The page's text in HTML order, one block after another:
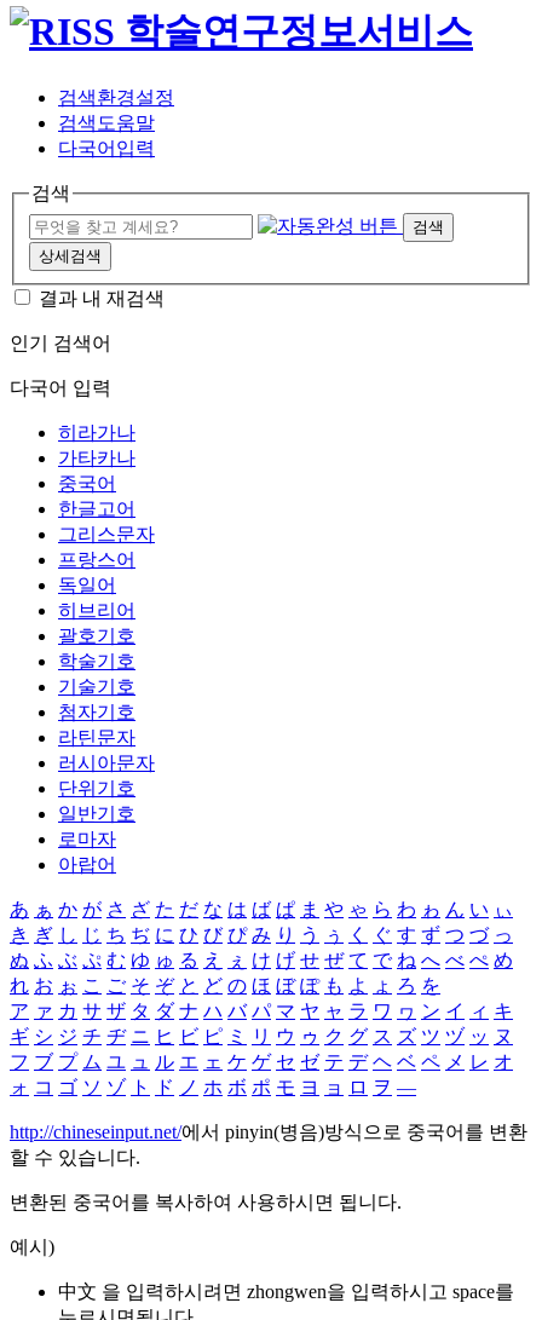
검색환경설정
검색도움말
다국어입력
검색
검색
상세검색
결과 내 재검색
인기 검색어
다국어 입력
히라가나
가타카나
중국어
한글고어
그리스문자
프랑스어
독일어
히브리어
괄호기호
학술기호
기술기호
첨자기호
라틴문자
러시아문자
단위기호
일반기호
로마자
아랍어
あ ぁ か が さ ざ た だ な は ば ぱ ま や ゃ ら わ ゎ ん い ぃ
き ぎ し じ ち ぢ に ひ び ぴ み り う ぅ く ぐ す ず つ づ っ
ぬ ふ ぶ ぷ む ゆ ゅ る え ぇ け げ せ ぜ て で ね へ べ ぺ め
れ お ぉ こ ご そ ぞ と ど の ほ ぼ ぽ も よ ょ ろ を
ア ァ カ サ ザ タ ダ ナ ハ バ パ マ ヤ ャ ラ ワ ヮ ン イ ィ キ
ギ シ ジ チ ヂ ニ ヒ ビ ピ ミ リ ウ ゥ ク グ ス ズ ツ ヅ ッ ヌ
フ ブ プ ム ユ ュ ル エ ェ ケ ゲ セ ゼ テ デ ヘ ベ ペ メ レ オ
ォ コ ゴ ソ ゾ ト ド ノ ホ ボ ポ モ ヨ ョ ロ ヲ ―
http://chineseinput.net/에서 pinyin(병음)방식으로 중국어를 변환
할 수 있습니다.
변환된 중국어를 복사하여 사용하시면 됩니다.
예시)
中文 을 입력하시려면 zhongwen을 입력하시고 space를